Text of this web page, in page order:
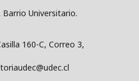
Barrio Universitario.
160-C, Correo 3,